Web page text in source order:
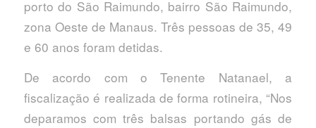
porto do São Raimundo, bairro São Raimundo,
zona Oeste de Manaus. Três pessoas de 35, 49
e 60 anos foram detidas.
De acordo com o Tenente Natanael, a
fiscalização é realizada de forma rotineira, “Nos
deparamos com três balsas portando gás de